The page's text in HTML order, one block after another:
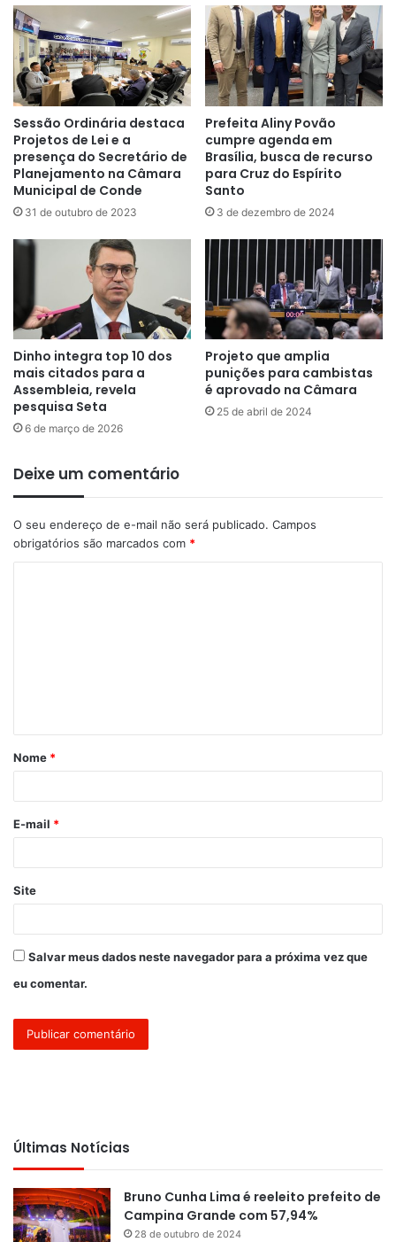
Sessão Ordinária destaca
Projetos de Lei e a
presença do Secretário de
Planejamento na Câmara
Municipal de Conde
31 de outubro de 2023
Prefeita Aliny Povão
cumpre agenda em
Brasília, busca de recurso
para Cruz do Espírito
Santo
3 de dezembro de 2024
Dinho integra top 10 dos
mais citados para a
Assembleia, revela
pesquisa Seta
6 de março de 2026
Projeto que amplia
punições para cambistas
é aprovado na Câmara
25 de abril de 2024
Deixe um comentário
O seu endereço de e-mail não será publicado. Campos
obrigatórios são marcados com *
á
r
*
Nome *
E-mail *
Site
Salvar meus dados neste navegador para a próxima vez que
eu comentar.
Últimas Notícias
Bruno Cunha Lima é reeleito prefeito de
Campina Grande com 57,94%
28 de outubro de 2024